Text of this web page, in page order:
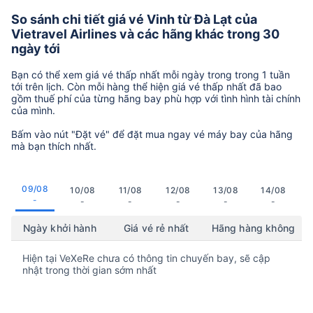
So sánh chi tiết giá vé Vinh từ Đà Lạt của
Vietravel Airlines và các hãng khác trong 30
ngày tới
Bạn có thể xem giá vé thấp nhất mỗi ngày trong trong 1 tuần
tới trên lịch. Còn mỗi hàng thể hiện giá vé thấp nhất đã bao
gồm thuế phí của từng hãng bay phù hợp với tình hình tài chính
của mình.
Bấm vào nút "Đặt vé" để đặt mua ngay vé máy bay của hãng
mà bạn thích nhất.
09/08
-
10/08
-
11/08
-
12/08
-
13/08
-
14/08
-
Ngày khởi hành Giá vé rẻ nhất Hãng hàng không
Hiện tại VeXeRe chưa có thông tin chuyến bay, sẽ cập
nhật trong thời gian sớm nhất